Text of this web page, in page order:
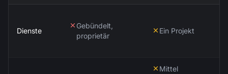
Dienste
Gebündelt,
proprietär
Ein Projekt
Mittel